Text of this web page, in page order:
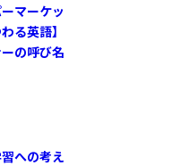
ーマーケッ
る英語】
の呼び名
習への考え